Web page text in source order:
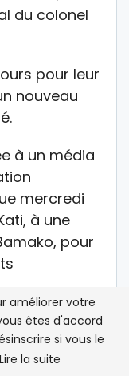
du colonel
pour leur
nouveau
à un média
mercredi
à une
pour
mardi
le
de
améliorer votre
êtes d'accord
si vous le
Lire la suite